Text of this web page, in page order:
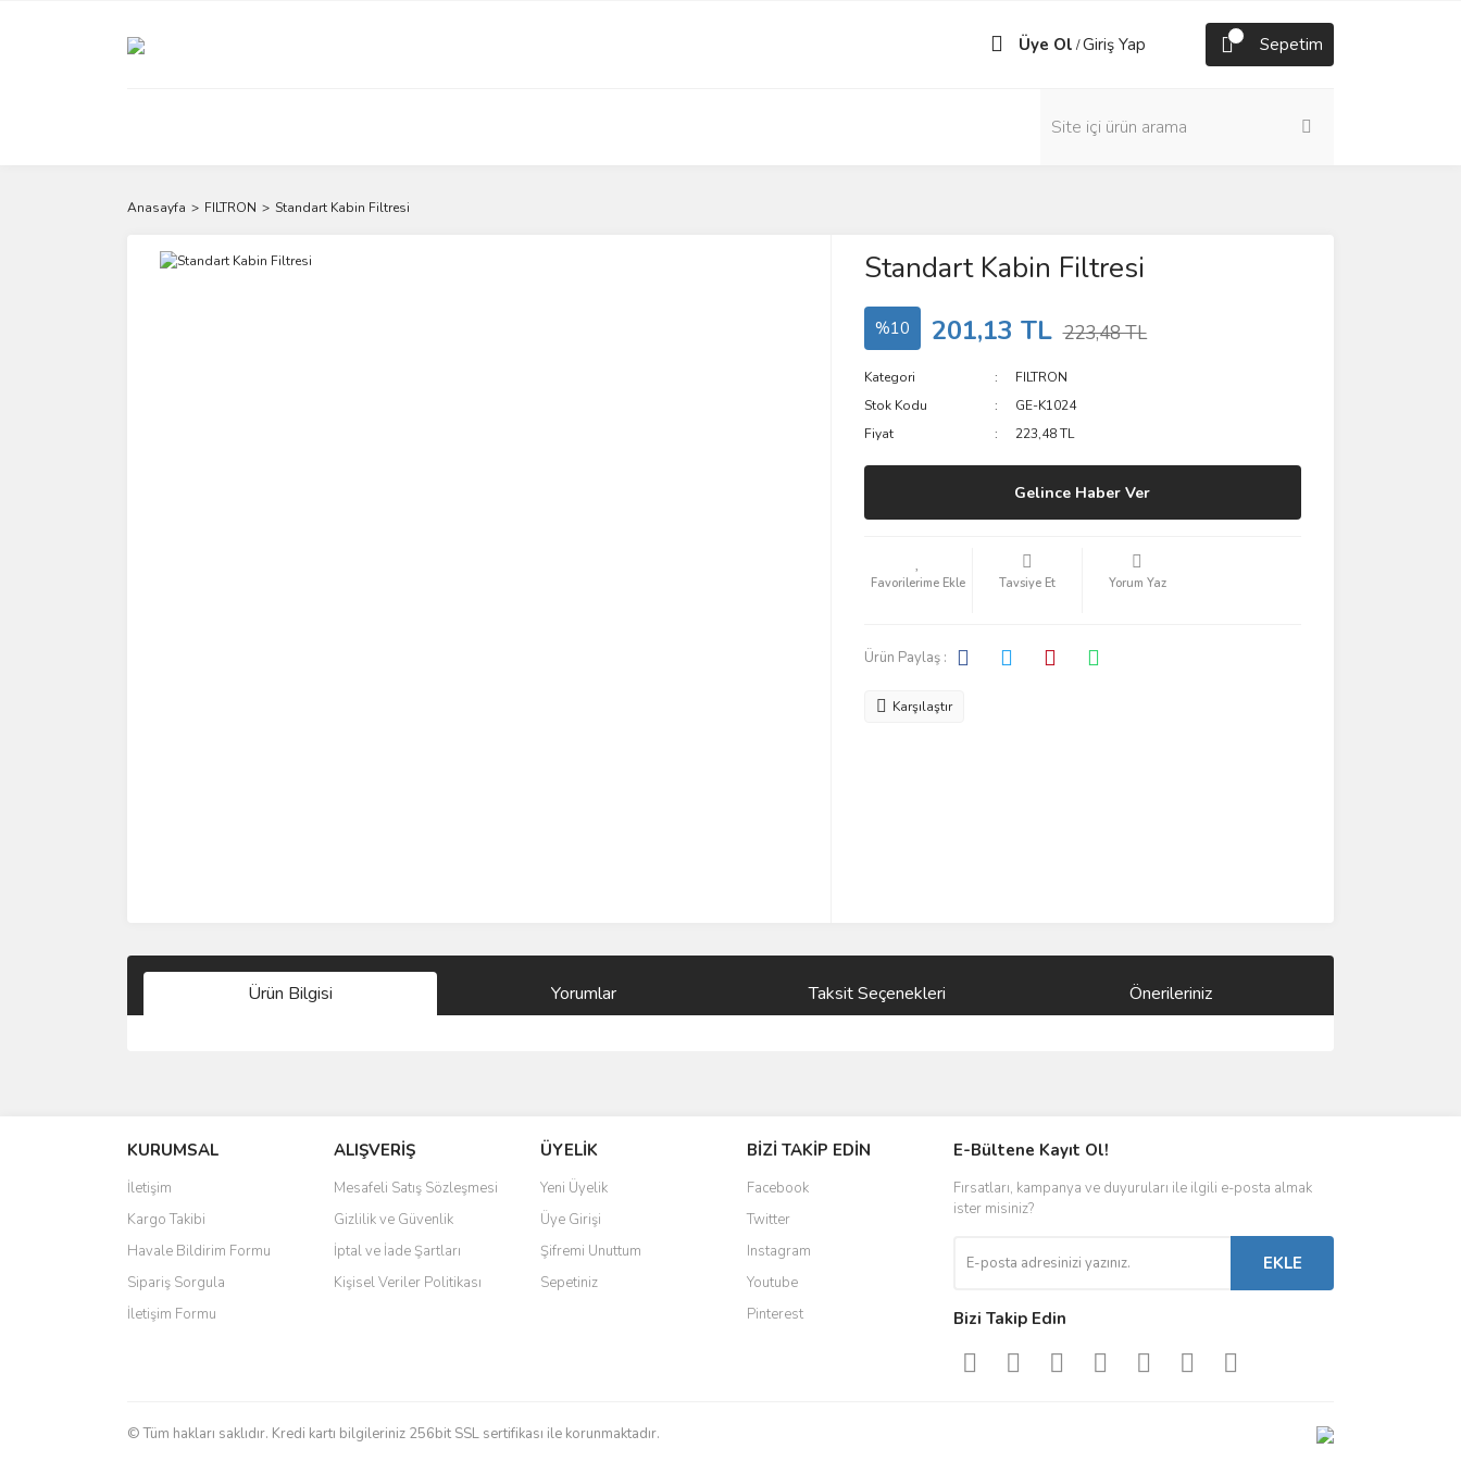
Üye Ol /Giriş Yap Sepetim
Anasayfa FILTRON Standart Kabin Filtresi
Standart Kabin Filtresi
%10 201,13 TL 223,48 TL
Kategori
FILTRON
Stok Kodu
GE-K1024
Fiyat
223,48 TL
Gelince Haber Ver
Tavsiye Et Yorum Yaz
Ürün Paylaş :
Karşılaştır
Ürün Bilgisi Yorumlar Taksit Seçenekleri Önerileriniz
Ürün resmi kalitesiz, bozuk veya görüntülenemiyor.
Ürün açıklamasında eksik bilgiler bulunuyor.
Ürün bilgilerinde hatalar bulunuyor.
Ürün fiyatı diğer sitelerden daha pahalı.
Bu ürüne benzer farklı alternatifler olmalı.
KURUMSAL
İletişim
Kargo Takibi
Havale Bildirim Formu
Sipariş Sorgula
İletişim Formu
ALIŞVERİŞ
Mesafeli Satış Sözleşmesi
Gizlilik ve Güvenlik
İptal ve İade Şartları
Kişisel Veriler Politikası
ÜYELİK
Yeni Üyelik
Üye Girişi
Şifremi Unuttum
Sepetiniz
BİZİ TAKİP EDİN
Facebook
Twitter
Instagram
Youtube
Pinterest
E-Bültene Kayıt Ol!
Fırsatları, kampanya ve duyuruları ile ilgili e-posta almak
ister misiniz?
EKLE
Bizi Takip Edin
© Tüm hakları saklıdır. Kredi kartı bilgileriniz 256bit SSL sertifikası ile korunmaktadır.